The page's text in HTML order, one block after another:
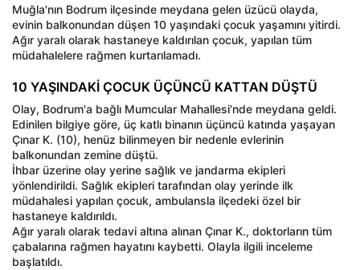
Muğla'nın Bodrum ilçesinde meydana gelen üzücü olayda,
evinin balkonundan düşen 10 yaşındaki çocuk yaşamını yitirdi.
Ağır yaralı olarak hastaneye kaldırılan çocuk, yapılan tüm
müdahalelere rağmen kurtarılamadı.
10 YAŞINDAKİ ÇOCUK ÜÇÜNCÜ KATTAN DÜŞTÜ
Olay, Bodrum'a bağlı Mumcular Mahallesi'nde meydana geldi.
Edinilen bilgiye göre, üç katlı binanın üçüncü katında yaşayan
Çınar K. (10), henüz bilinmeyen bir nedenle evlerinin
balkonundan zemine düştü.
İhbar üzerine olay yerine sağlık ve jandarma ekipleri
yönlendirildi. Sağlık ekipleri tarafından olay yerinde ilk
müdahalesi yapılan çocuk, ambulansla ilçedeki özel bir
hastaneye kaldırıldı.
Ağır yaralı olarak tedavi altına alınan Çınar K., doktorların tüm
çabalarına rağmen hayatını kaybetti. Olayla ilgili inceleme
başlatıldı.